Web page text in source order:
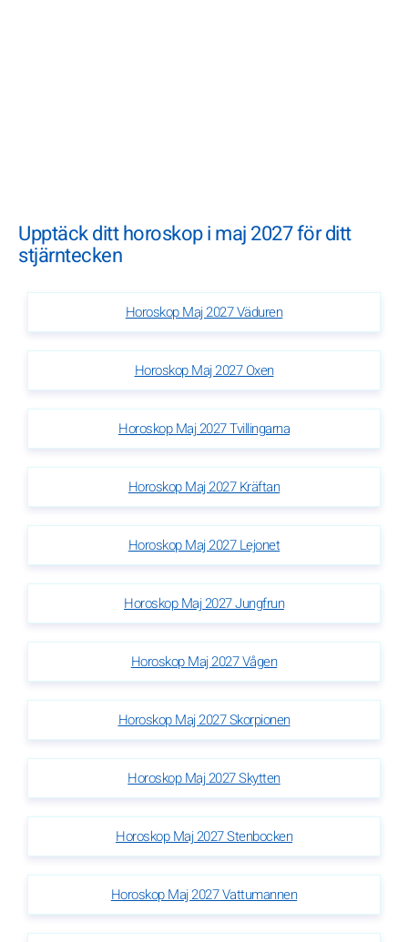
Upptäck ditt horoskop i maj 2027 för ditt
stjärntecken
Horoskop Maj 2027 Väduren
Horoskop Maj 2027 Oxen
Horoskop Maj 2027 Tvillingarna
Horoskop Maj 2027 Kräftan
Horoskop Maj 2027 Lejonet
Horoskop Maj 2027 Jungfrun
Horoskop Maj 2027 Vågen
Horoskop Maj 2027 Skorpionen
Horoskop Maj 2027 Skytten
Horoskop Maj 2027 Stenbocken
Horoskop Maj 2027 Vattumannen